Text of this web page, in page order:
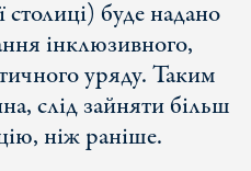
столиці) буде надано
інклюзивного,
уряду. Таким
слід зайняти більш
ніж раніше.